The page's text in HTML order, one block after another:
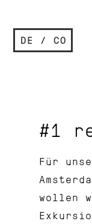
DE / CO
#1
Für
wollen